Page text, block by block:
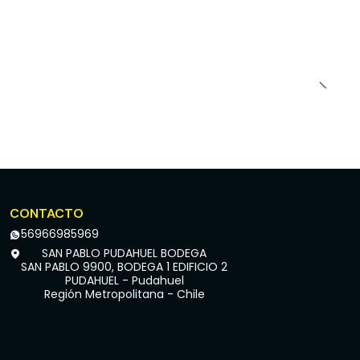
CONTACTO
56966985969
SAN PABLO PUDAHUEL BODEGA
SAN PABLO 9900, BODEGA 1 EDIFICIO 2
PUDAHUEL - Pudahuel
Región Metropolitana - Chile